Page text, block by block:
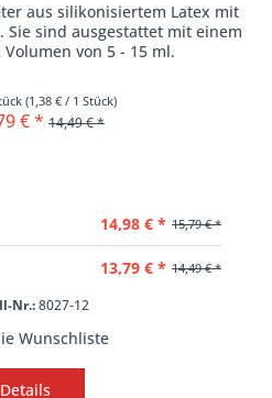
aus silikonisiertem Latex mit
Sie sind ausgestattet mit einem
von 5 - 15 ml.
(1,38 €/ 1 Stück)
€ * 14,49 € *
14,98 € * 15,79 € *
13,79 € * 14,49 € *
Nr.:8027-12
Wunschliste
Details